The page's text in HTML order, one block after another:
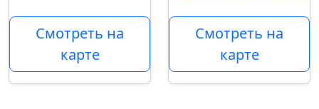
Смотреть на
карте
Смотреть на
карте